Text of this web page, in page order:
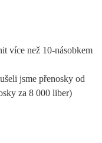
více než 10-násobkem
jsme přenosky od
za 8 000 liber)